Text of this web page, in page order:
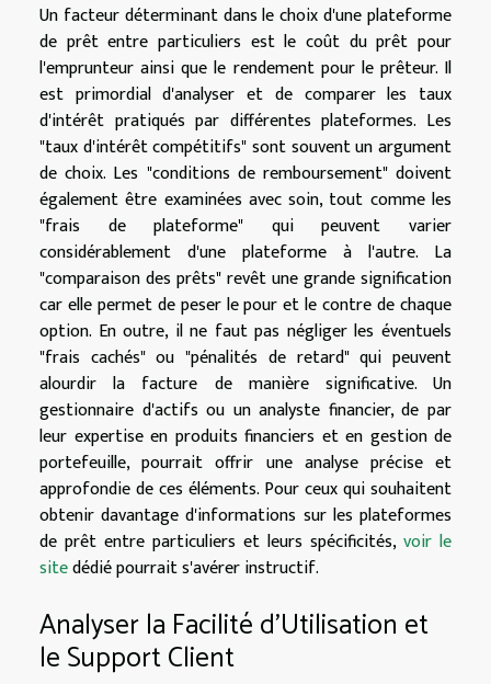
Un facteur déterminant dans le choix d'une plateforme
de prêt entre particuliers est le coût du prêt pour
l'emprunteur ainsi que le rendement pour le prêteur. Il
est primordial d'analyser et de comparer les taux
d'intérêt pratiqués par différentes plateformes. Les
"taux d'intérêt compétitifs" sont souvent un argument
de choix. Les "conditions de remboursement" doivent
également être examinées avec soin, tout comme les
"frais de plateforme" qui peuvent varier
considérablement d'une plateforme à l'autre. La
"comparaison des prêts" revêt une grande signification
car elle permet de peser le pour et le contre de chaque
option. En outre, il ne faut pas négliger les éventuels
"frais cachés" ou "pénalités de retard" qui peuvent
alourdir la facture de manière significative. Un
gestionnaire d'actifs ou un analyste financier, de par
leur expertise en produits financiers et en gestion de
portefeuille, pourrait offrir une analyse précise et
approfondie de ces éléments. Pour ceux qui souhaitent
obtenir davantage d'informations sur les plateformes
de prêt entre particuliers et leurs spécificités, voir le
sitedédié pourrait s'avérer instructif.
Analyser la Facilité d'Utilisation et
le Support Client